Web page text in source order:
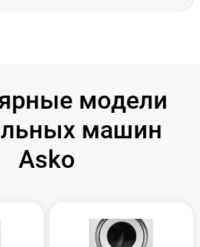
модели
машин
Asko